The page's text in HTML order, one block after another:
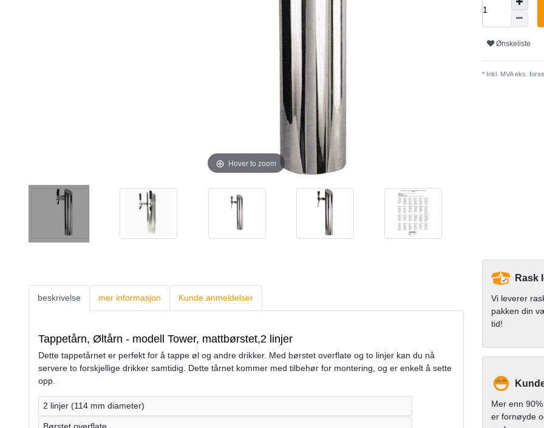
Hover to zoom
Ønskeliste
* Inkl. MVA eks.
beskrivelse mer informasjon Kunde anmeldelser
Tappetårn, Øltårn - modell Tower, mattbørstet,2 linjer
Dette tappetårnet er perfekt for å tappe øl og andre drikker. Med børstet overflate og to linjer kan du nå
servere to forskjellige drikker samtidig. Dette tårnet kommer med tilbehør for montering, og er enkelt å sette
opp.
2 linjer (114 mm diameter)
Rask
Vi leverer
pakken din
tid!
Mer enn
er fornøyde